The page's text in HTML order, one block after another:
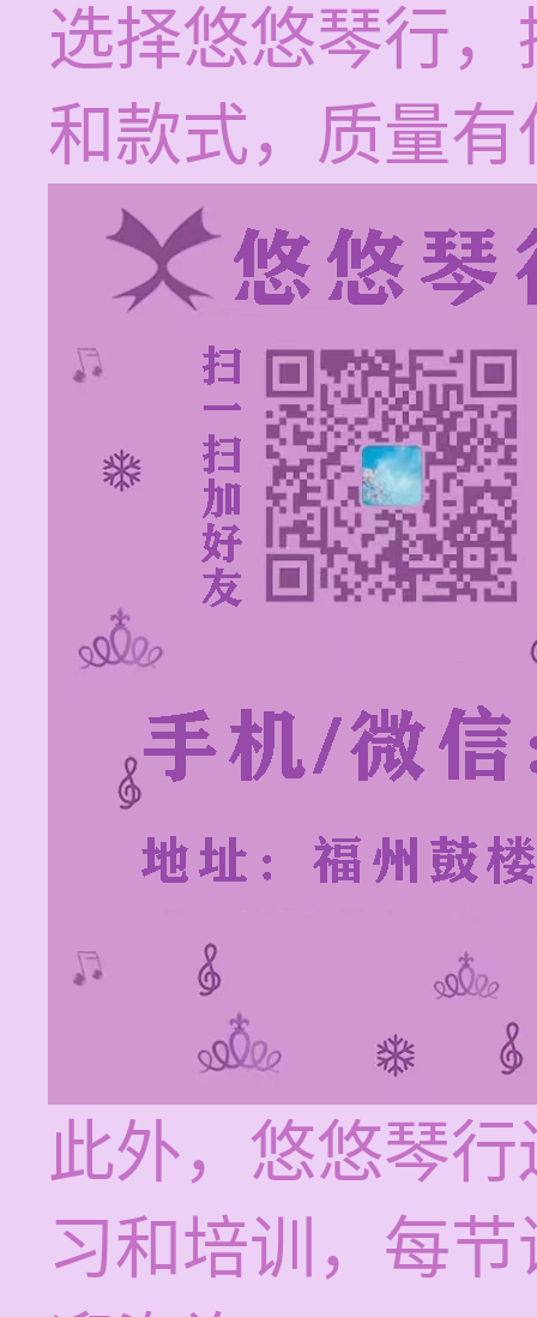
选择悠悠琴行
和款式，质量
此外，悠悠琴
习和培训，每